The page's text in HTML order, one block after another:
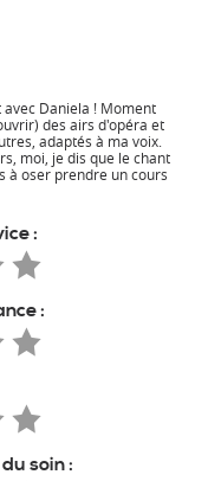
Daniela ! Moment
des airs d'opéra et
adaptés à ma voix.
moi, je dis que le chant
à oser prendre un cours
:
:
soin :